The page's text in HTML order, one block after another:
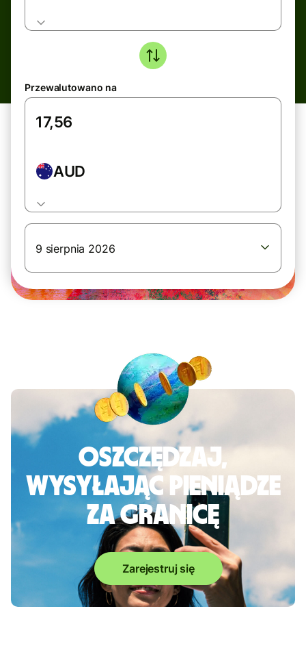
Przewalutowano na
AUD
9 sierpnia 2026
Oszczędzaj,
wysyłając pieniądze
za granicę
Zarejestruj się